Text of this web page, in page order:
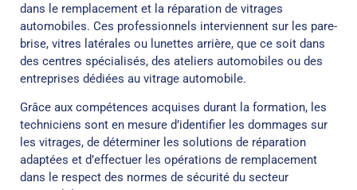
dans le remplacement et la réparation de vitrages
automobiles. Ces professionnels interviennent sur les pare-
brise, vitres latérales ou lunettes arrière, que ce soit dans
des centres spécialisés, des ateliers automobiles ou des
entreprises dédiées au vitrage automobile.
Grâce aux compétences acquises durant la formation, les
techniciens sont en mesure d’identifier les dommages sur
les vitrages, de déterminer les solutions de réparation
adaptées et d’effectuer les opérations de remplacement
dans le respect des normes de sécurité du secteur